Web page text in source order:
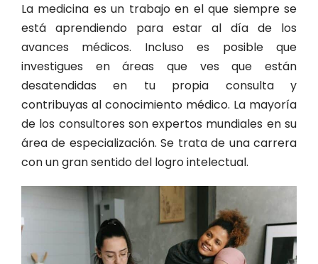
La medicina es un trabajo en el que siempre se
está aprendiendo para estar al día de los
avances médicos. Incluso es posible que
investigues en áreas que ves que están
desatendidas en tu propia consulta y
contribuyas al conocimiento médico. La mayoría
de los consultores son expertos mundiales en su
área de especialización. Se trata de una carrera
con un gran sentido del logro intelectual.